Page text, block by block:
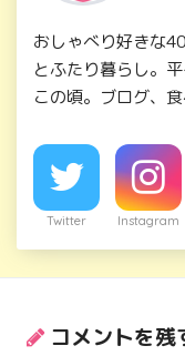
おしゃべり好きな
とふたり暮らし。
この頃。ブログ、
Twitter Instagram
コメントを残